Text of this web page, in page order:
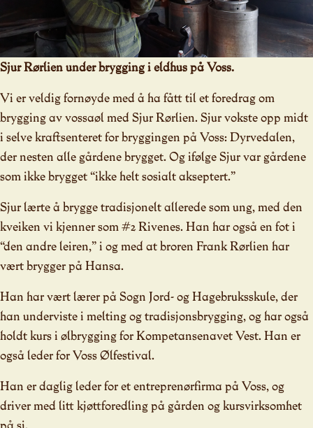
Sjur Rørlien under brygging i eldhus på Voss.
Vi er veldig fornøyde med å ha fått til et foredrag om
brygging av vossaøl med Sjur Rørlien. Sjur vokste opp midt
i selve kraftsenteret for bryggingen på Voss: Dyrvedalen,
der nesten alle gårdene brygget. Og ifølge Sjur var gårdene
som ikke brygget “ikke helt sosialt akseptert.”
Sjur lærte å brygge tradisjonelt allerede som ung, med den
kveiken vi kjenner som #2 Rivenes. Han har også en fot i
“den andre leiren,” i og med at broren Frank Rørlien har
vært brygger på Hansa.
Han har vært lærer på Sogn Jord- og Hagebruksskule, der
han underviste i melting og tradisjonsbrygging, og har også
holdt kurs i ølbrygging for Kompetansenavet Vest. Han er
også leder for Voss Ølfestival.
Han er daglig leder for et entreprenørfirma på Voss, og
driver med litt kjøttforedling på gården og kursvirksomhet